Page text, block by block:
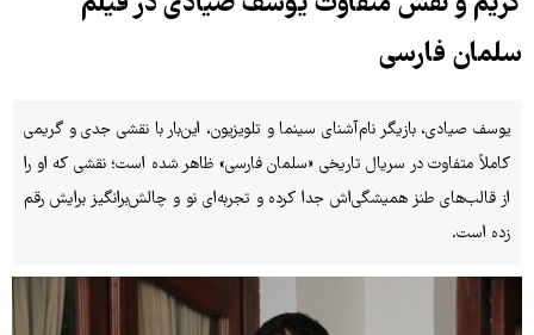
سلمان فارسی
یوسف صیادی، بازیگر نام‌آشنای سینما و تلویزیون، این‌بار با نقشی جدی و گریمی
کاملاً متفاوت در سریال تاریخی «سلمان فارسی» ظاهر شده است؛ نقشی که او را
از قالب‌های طنز همیشگی‌اش جدا کرده و تجربه‌ای نو و چالش‌برانگیز برایش رقم
زده است.